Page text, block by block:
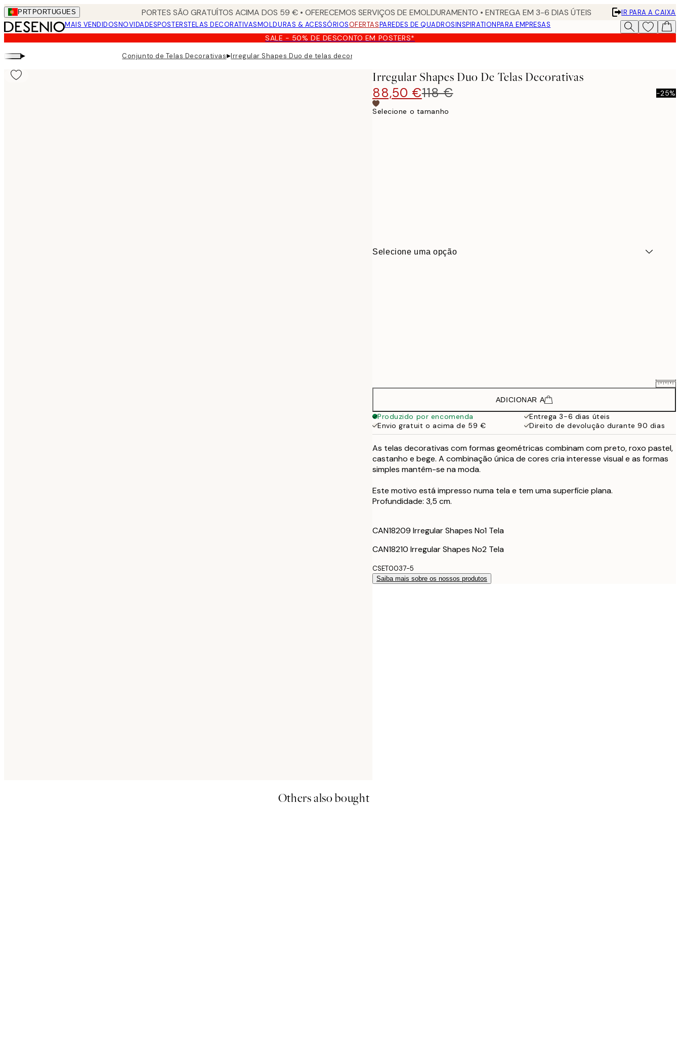
Skip
to
main
content.
PRT PORTUGUES PORTES SÃO GRATUÍTOS ACIMA DOS 59 € • OFERECEMOS SERVIÇOS DE EMOLDURAMENTO • ENTREGA EM 3-6 DIAS ÚTEIS
IR PARA A CAIXA
MAIS VENDIDOSNOVIDADESPOSTERSTELAS DECORATIVASMOLDURAS & ACESSÓRIOSOFERTASPAREDES DE QUADROSINSPIRATIONPARA EMPRESAS
SALE - 50% DE DESCONTO EM POSTERS*
▸ Conjunto de Telas Decorativas▸Irregular Shapes Duo de telas decorativas
Irregular Shapes Duo De Telas Decorativas
88,50 €118 € -25%
Selecione o tamanho
Selecione uma opção
118 €
50x70 cm 148,50 €
198 €
30x40 cm - Moldura Preta 133,50 €
178 €
30x40 cm - Moldura de Carvalho
50x70 cm - Moldura de Carvalho
ADICIONAR A
Produzido por encomenda
Entrega 3-6 dias úteis
Envio gratuit o acima de 59 €
Direito de devolução durante 90 dias
As telas decorativas com formas geométricas combinam com preto, roxo pastel,
castanho e bege. A combinação única de cores cria interesse visual e as formas
simples mantêm-se na moda.
Este motivo está impresso numa tela e tem uma superfície plana.
Profundidade: 3,5 cm.
CAN18209 Irregular Shapes No1 Tela
CAN18210 Irregular Shapes No2 Tela
CSET0037-5
Saiba mais sobre os nossos produtos
Others also bought